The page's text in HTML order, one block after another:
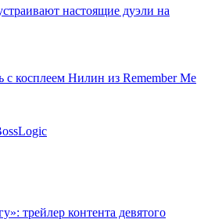
настоящие дуэли на
с косплеем Нилин из Remember Me
трейлер контента девятого